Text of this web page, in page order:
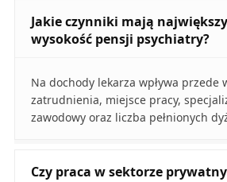
Jakie czynniki mają
wysokość pensji psychiatry?
Na dochody lekarza wpływa przede
zatrudnienia, miejsce pracy,
zawodowy oraz liczba pełnionych
Czy praca w sektorze